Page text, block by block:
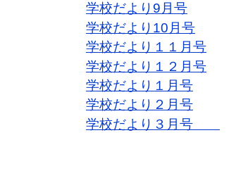
学校だより9月号
学校だより10月号
学校だより１１月号
学校だより１２月号
学校だより１月号
学校だより２月号
学校だより３月号